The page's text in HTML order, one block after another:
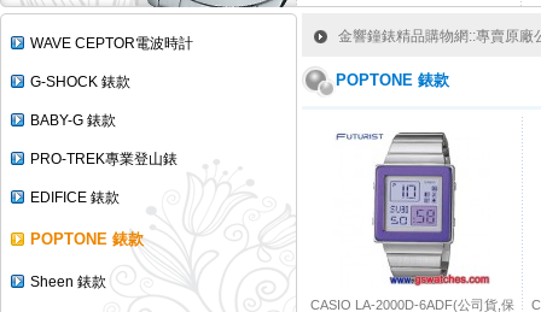
WAVE CEPTOR電波時計
G-SHOCK 錶款
BABY-G 錶款
PRO-TREK專業登山錶
EDIFICE 錶款
POPTONE 錶款
Sheen 錶款
金響鐘錶精品購物網::專賣原廠
POPTONE 錶款
CASIO LA-2000D-6ADF(公司貨,保